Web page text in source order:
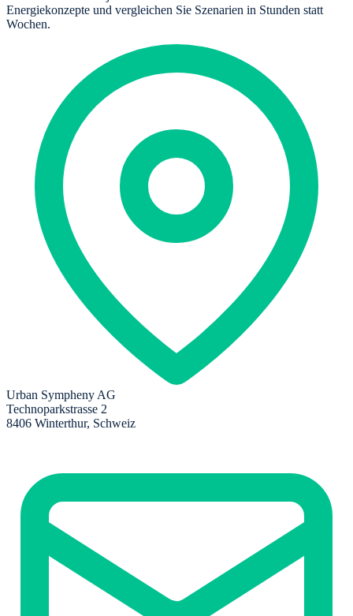
Energiekonzepte und vergleichen Sie Szenarien in Stunden statt
Wochen.
Urban Sympheny AG
Technoparkstrasse 2
8406 Winterthur, Schweiz